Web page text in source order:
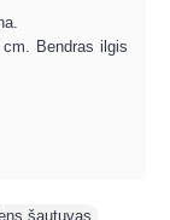
Bendras ilgis
šautuvas